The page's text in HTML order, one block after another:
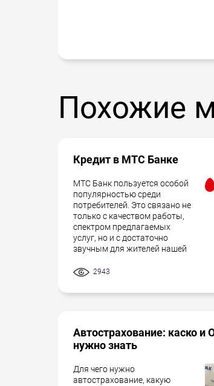
Похожие
Кредит в МТС Банке
МТС Банк пользуется особой
популярностью среди
потребителей. Это связано не
только с качеством работы,
спектром предлагаемых
услуг, но и с достаточно
звучным для жителей нашей
2943
Автострахование: каско и
нужно знать
Для чего нужно
автострахование, какую